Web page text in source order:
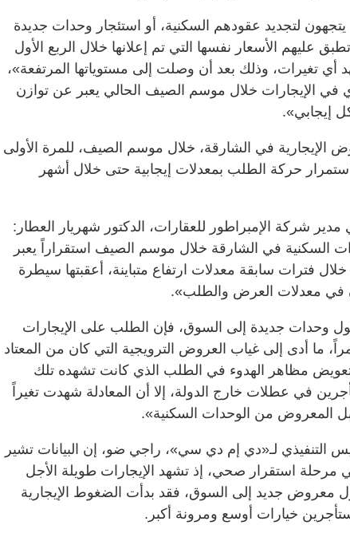
لتجديد عقودهم السكنية، أو استئجار وحدات جديدة
عليهم الأسعار نفسها التي تم إعلانها خلال الربع الأول
لم تشهد أي تغيرات، وذلك بعد أن وصلت إلى مستوياتها المرتفعة»،
في الإيجارات خلال موسم الصيف الحالي يعبر عن توازن
إيجابي».
الإيجارية في الشارقة، خلال موسم الصيف، للمرة الأولى
حركة الطلب بمعدلات إيجابية حتى خلال أشهر
مدير شركة الإمبراطور للعقارات، الدكتور شهريار العطار:
السكنية في الشارقة خلال موسم الصيف استقراراً يعبر
فترات سابقة معدلات ارتفاع متباينة، أعقبتها سيطرة
في معدلات العرض والطلب».
وحدات جديدة إلى السوق، فإن الطلب على الإيجارات
ما أدى إلى غياب العروض الترويجية التي كان من المعتاد
مظاهر الهدوء في الطلب الذي كانت تشهده تلك
في عطلات خارج الدولة، إلا أن المعادلة شهدت تغيراً
المعروض من الوحدات السكنية».
التنفيذي لـ«دي إم دي سي»، راجي ضو، إن البيانات تشير
استقرار صحي، إذ تشهد الإيجارات طويلة الأجل
معروض جديد إلى السوق، فقد بدأت الضغوط الإيجارية
خيارات أوسع ومرونة أكبر.